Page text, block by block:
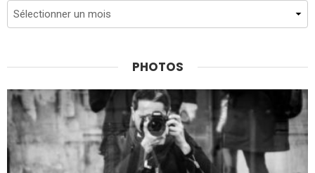
Archives
PHOTOS